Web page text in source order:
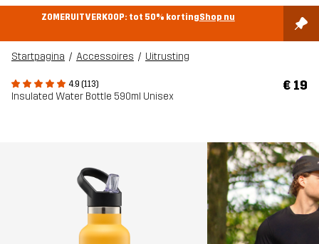
ZOMERUITVERKOOP: tot 50% kortingShop nu
Startpagina Accessoires Uitrusting
4.9 (113)
Insulated Water Bottle 590ml Unisex
€ 19